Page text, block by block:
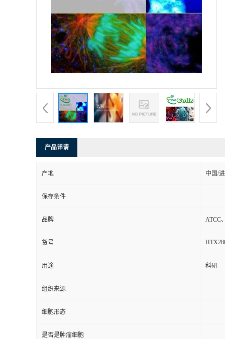
产品详请
产地 中国/
保存条件
品牌 ATCC
货号
用途 科研
组织来源
细胞形态
是否是肿瘤细胞